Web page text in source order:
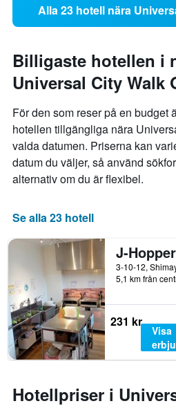
Alla 23 hotell nära
Billigaste hotellen i
Universal City Walk
För den som reser på en budget
hotellen tillgängliga nära
valda datumen. Priserna kan
datum du väljer, så använd
alternativ om du är flexibel.
Se alla 23 hotell
5,1 km från
231 kr
Visa
Hotellpriser i